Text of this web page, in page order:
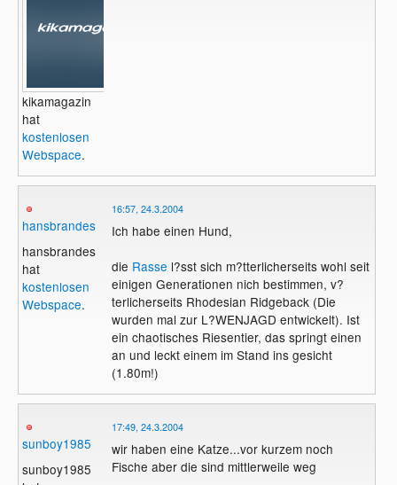
kikamagazin
hat
kostenlosen
Webspace.
hansbrandes
hansbrandes
hat
kostenlosen
Webspace.
16:57, 24.3.2004
Ich habe einen Hund,
die Rasse l?sst sich m?tterlicherseits wohl seit
einigen Generationen nich bestimmen, v?
terlicherseits Rhodesian Ridgeback (Die
wurden mal zur L?WENJAGD entwickelt). Ist
ein chaotisches Riesentier, das springt einen
an und leckt einem im Stand ins gesicht
(1.80m!)
sunboy1985
sunboy1985
17:49, 24.3.2004
wir haben eine Katze...vor kurzem noch
Fische aber die sind mittlerweile weg